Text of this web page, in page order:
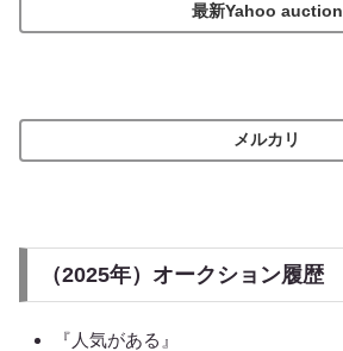
最新Yahoo auction
メルカリ
（2025年）オークション履歴
『人気がある』